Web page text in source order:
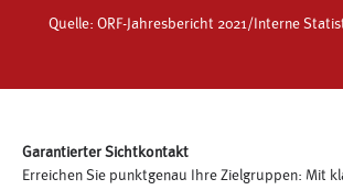
Quelle: ORF-Jahresbericht 2021/Interne
Garantierter Sichtkontakt
Erreichen Sie punktgenau Ihre Zielgruppen: Mit